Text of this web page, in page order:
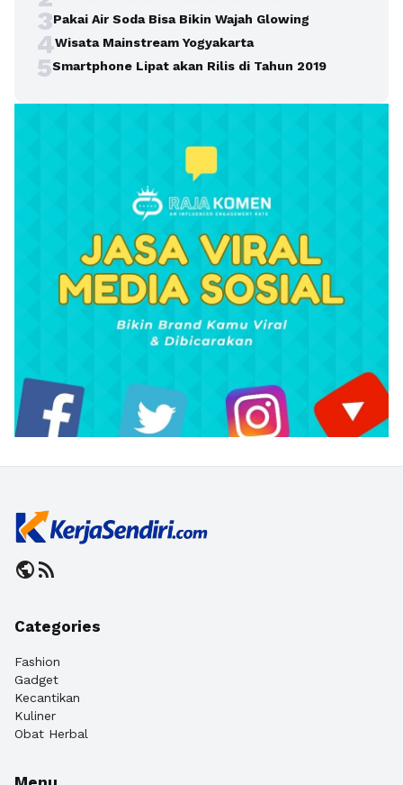
3Pakai Air Soda Bisa Bikin Wajah Glowing
4Wisata Mainstream Yogyakarta
5Smartphone Lipat akan Rilis di Tahun 2019
publicrss_feed
Categories
Fashion
Gadget
Kecantikan
Kuliner
Obat Herbal